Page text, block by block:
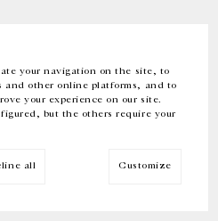
your navigation on the site, to
and other online platforms, and to
your experience on our site.
but the others require your
all Customize